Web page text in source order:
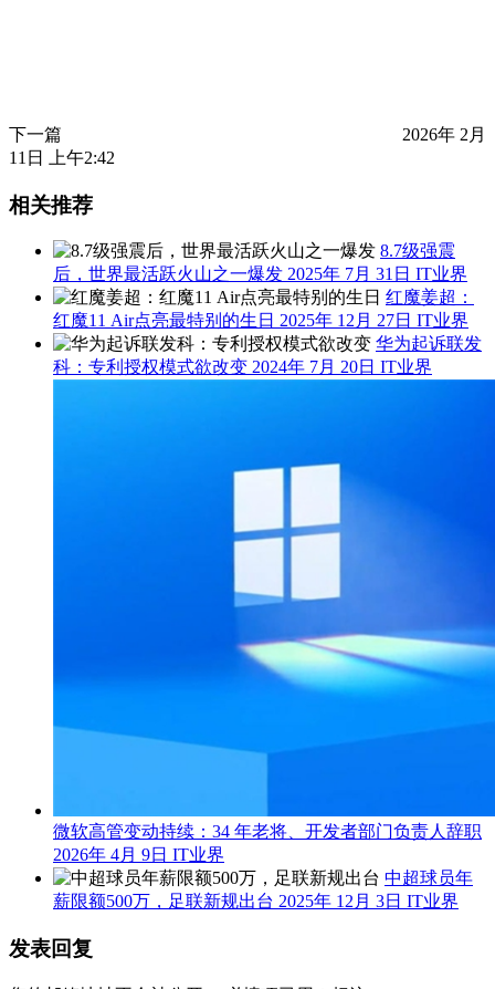
下一篇
2026年 2月
11日 上午2:42
相关推荐
8.7级强震
后，世界最活跃火山之一爆发 2025年 7月 31日 IT业界
红魔姜超：
红魔11 Air点亮最特别的生日 2025年 12月 27日 IT业界
华为起诉联发
科：专利授权模式欲改变 2024年 7月 20日 IT业界
微软高管变动持续：34 年老将、开发者部门负责人辞职
2026年 4月 9日 IT业界
中超球员年
薪限额500万，足联新规出台 2025年 12月 3日 IT业界
发表回复